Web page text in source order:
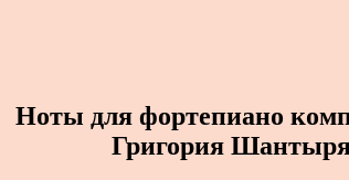
Ноты для фортепиано
Григория